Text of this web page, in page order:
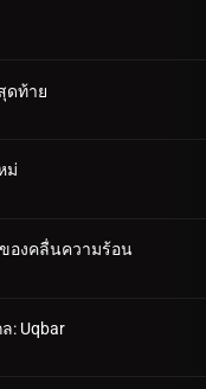
ดท้าย
ม่
องคลื่นความร้อน
: Uqbar